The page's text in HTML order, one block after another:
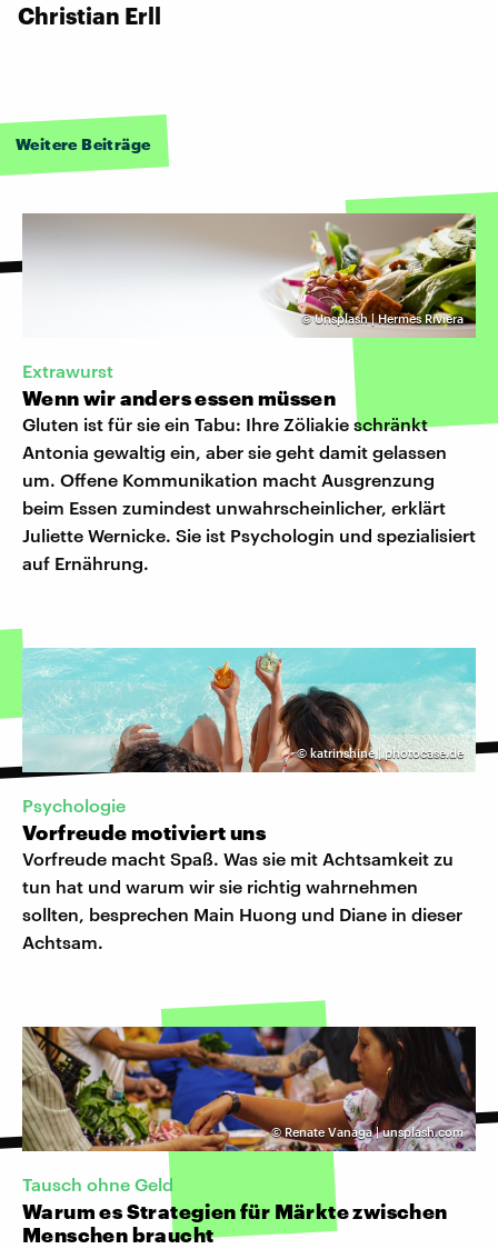
Christian Erll
Weitere Beiträge
©Unsplash | Hermes Riviera
Extrawurst
Wenn wir anders essen müssen
Gluten ist für sie ein Tabu: Ihre Zöliakie schränkt
Antonia gewaltig ein, aber sie geht damit gelassen
um. Offene Kommunikation macht Ausgrenzung
beim Essen zumindest unwahrscheinlicher, erklärt
Juliette Wernicke. Sie ist Psychologin und spezialisiert
auf Ernährung.
©katrinshine | photocase.de
Psychologie
Vorfreude motiviert uns
Vorfreude macht Spaß. Was sie mit Achtsamkeit zu
tun hat und warum wir sie richtig wahrnehmen
sollten, besprechen Main Huong und Diane in dieser
Achtsam.
©Renate Vanaga | unsplash.com
Tausch ohne Geld
Warum es Strategien für Märkte zwischen
Menschen braucht